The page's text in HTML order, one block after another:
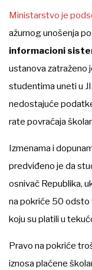
Ministarstvo je
ažurnog unošenja
informacioni
ustanova zatraženo
studentima uneti u
nedostajuće
rate povraćaja
Izmenama i
predviđeno je da
osnivač Republika,
na pokriće 50 odsto
koju su platili u
Pravo na pokriće
iznosa plaćene